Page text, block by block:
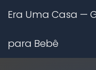
Era Uma Casa —
para Bebê